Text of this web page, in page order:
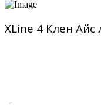
XLine 4 Клен